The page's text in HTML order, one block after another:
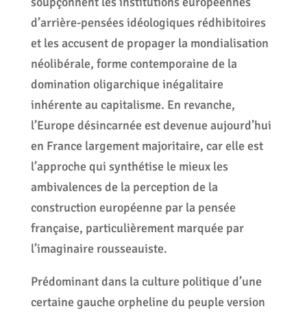
d’arrière-pensées idéologiques rédhibitoires
et les accusent de propager la mondialisation
néolibérale, forme contemporaine de la
domination oligarchique inégalitaire
inhérente au capitalisme. En revanche,
l’Europe désincarnée est devenue aujourd’hui
en France largement majoritaire, car elle est
l’approche qui synthétise le mieux les
ambivalences de la perception de la
construction européenne par la pensée
française, particulièrement marquée par
l’imaginaire rousseauiste.
Prédominant dans la culture politique d’une
certaine gauche orpheline du peuple version